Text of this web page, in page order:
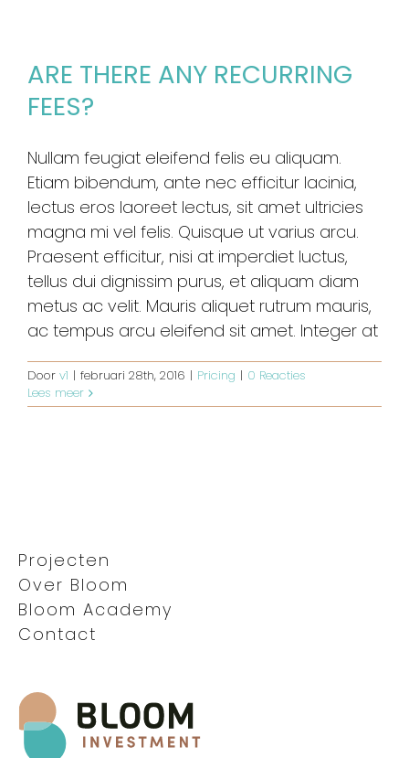
ARE THERE ANY RECURRING
FEES?
Nullam feugiat eleifend felis eu aliquam.
Etiam bibendum, ante nec efficitur lacinia,
lectus eros laoreet lectus, sit amet ultricies
magna mi vel felis. Quisque ut varius arcu.
Praesent efficitur, nisi at imperdiet luctus,
tellus dui dignissim purus, et aliquam diam
metus ac velit. Mauris aliquet rutrum mauris,
ac tempus arcu eleifend sit amet. Integer at
Door v1 | februari 28th, 2016 | Pricing | 0 Reacties
Lees meer
Projecten
Over Bloom
Bloom Academy
Contact